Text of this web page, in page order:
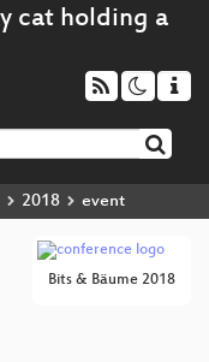
2018 event
Bits & Bäume 2018